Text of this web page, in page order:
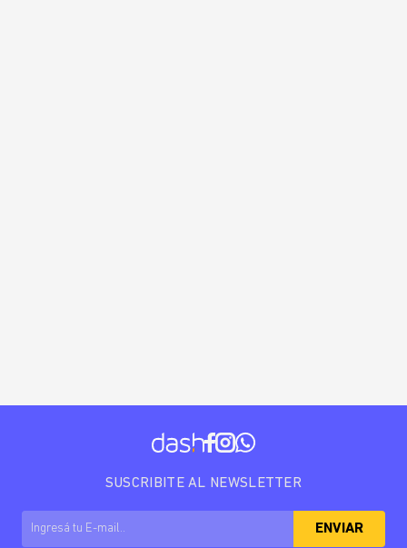
SUSCRIBITE AL NEWSLETTER
ENVIAR